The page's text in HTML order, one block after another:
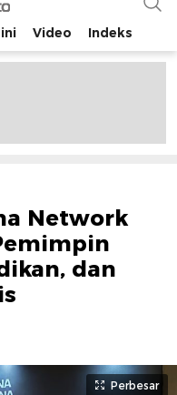
bagi pembaca
Video Indeks
Network
dan
Perbesar